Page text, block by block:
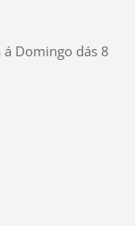
Domingo dás 8